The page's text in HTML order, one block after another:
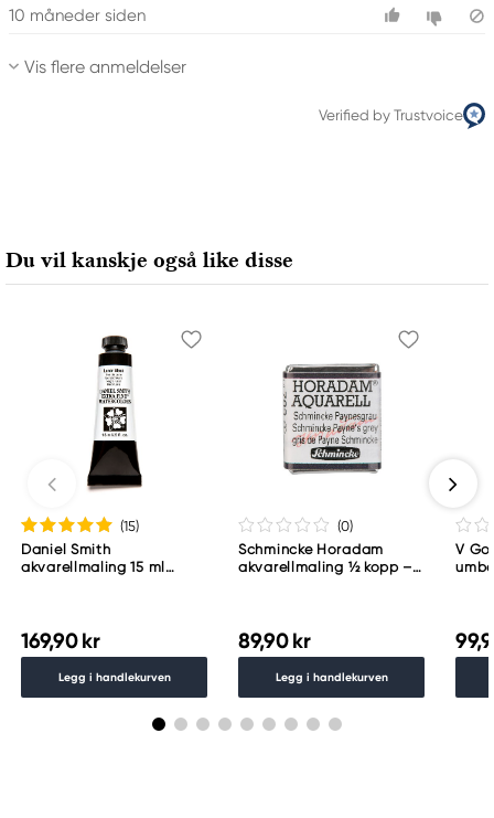
10 måneder siden
Vis flere anmeldelser
Verified by Trustvoice
Du vil kanskje også like disse
(15)
Daniel Smith
akvarellmaling 15 ml
169,90 kr
Legg i handlekurven
(0)
Schmincke Horadam
akvarellmaling ½ kopp –
89,90 kr
Legg i handlekurven
V